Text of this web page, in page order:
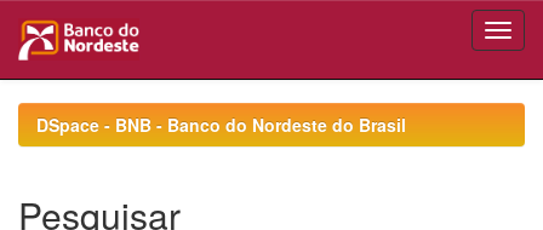
navigationDSpace - BNB - Banco do Nordeste do Brasil
Pesquisar